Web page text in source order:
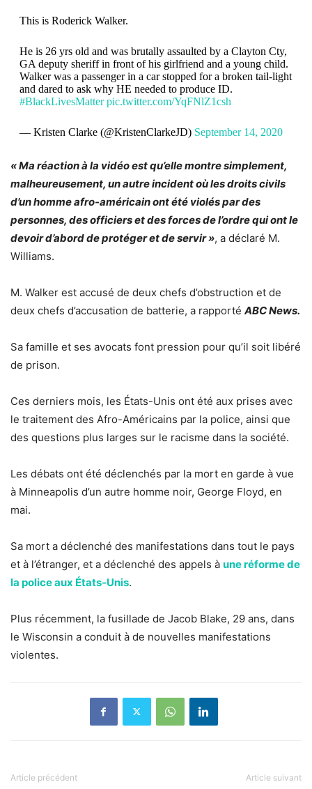
This is Roderick Walker.
He is 26 yrs old and was brutally assaulted by a Clayton Cty,
GA deputy sheriff in front of his girlfriend and a young child.
Walker was a passenger in a car stopped for a broken tail-light
and dared to ask why HE needed to produce ID.
#BlackLivesMatter pic.twitter.com/YqFNlZ1csh
— Kristen Clarke (@KristenClarkeJD) September 14, 2020
« Ma réaction à la vidéo est qu’elle montre simplement,
malheureusement, un autre incident où les droits civils
d’un homme afro-américain ont été violés par des
personnes, des officiers et des forces de l’ordre qui ont le
devoir d’abord de protéger et de servir », a déclaré M.
Williams.
M. Walker est accusé de deux chefs d’obstruction et de
deux chefs d’accusation de batterie, a rapporté ABC News.
Sa famille et ses avocats font pression pour qu’il soit libéré
de prison.
Ces derniers mois, les États-Unis ont été aux prises avec
le traitement des Afro-Américains par la police, ainsi que
des questions plus larges sur le racisme dans la société.
Les débats ont été déclenchés par la mort en garde à vue
à Minneapolis d’un autre homme noir, George Floyd, en
mai.
Sa mort a déclenché des manifestations dans tout le pays
et à l’étranger, et a déclenché des appels à une réforme de
la police aux États-Unis.
Plus récemment, la fusillade de Jacob Blake, 29 ans, dans
le Wisconsin a conduit à de nouvelles manifestations
violentes.
Article précédent Article suivant